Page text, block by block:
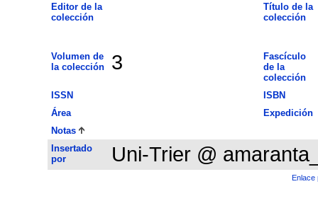
Editor de la
colección
Título de la
colección
Volumen de
la colección
3
Fascículo
de la
colección
ISSN
ISBN
Área
Expedición
Notas
Insertado
por
Uni-Trier @
Enlace